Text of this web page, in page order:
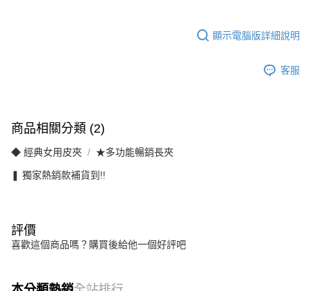
顯示電腦版詳細說明
客服
商品相關分類 (2)
◆ 經典女用皮夾 ★多功能暢銷長夾
❚ 獨家熱銷款補貨到!!
評價
喜歡這個商品嗎？購買後給他一個好評吧